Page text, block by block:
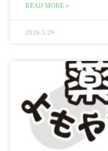
READ MORE »
2026.5.29